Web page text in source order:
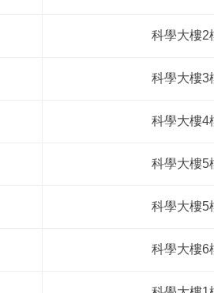
科學大樓2
科學大樓3
科學大樓4
科學大樓5
科學大樓5
科學大樓6